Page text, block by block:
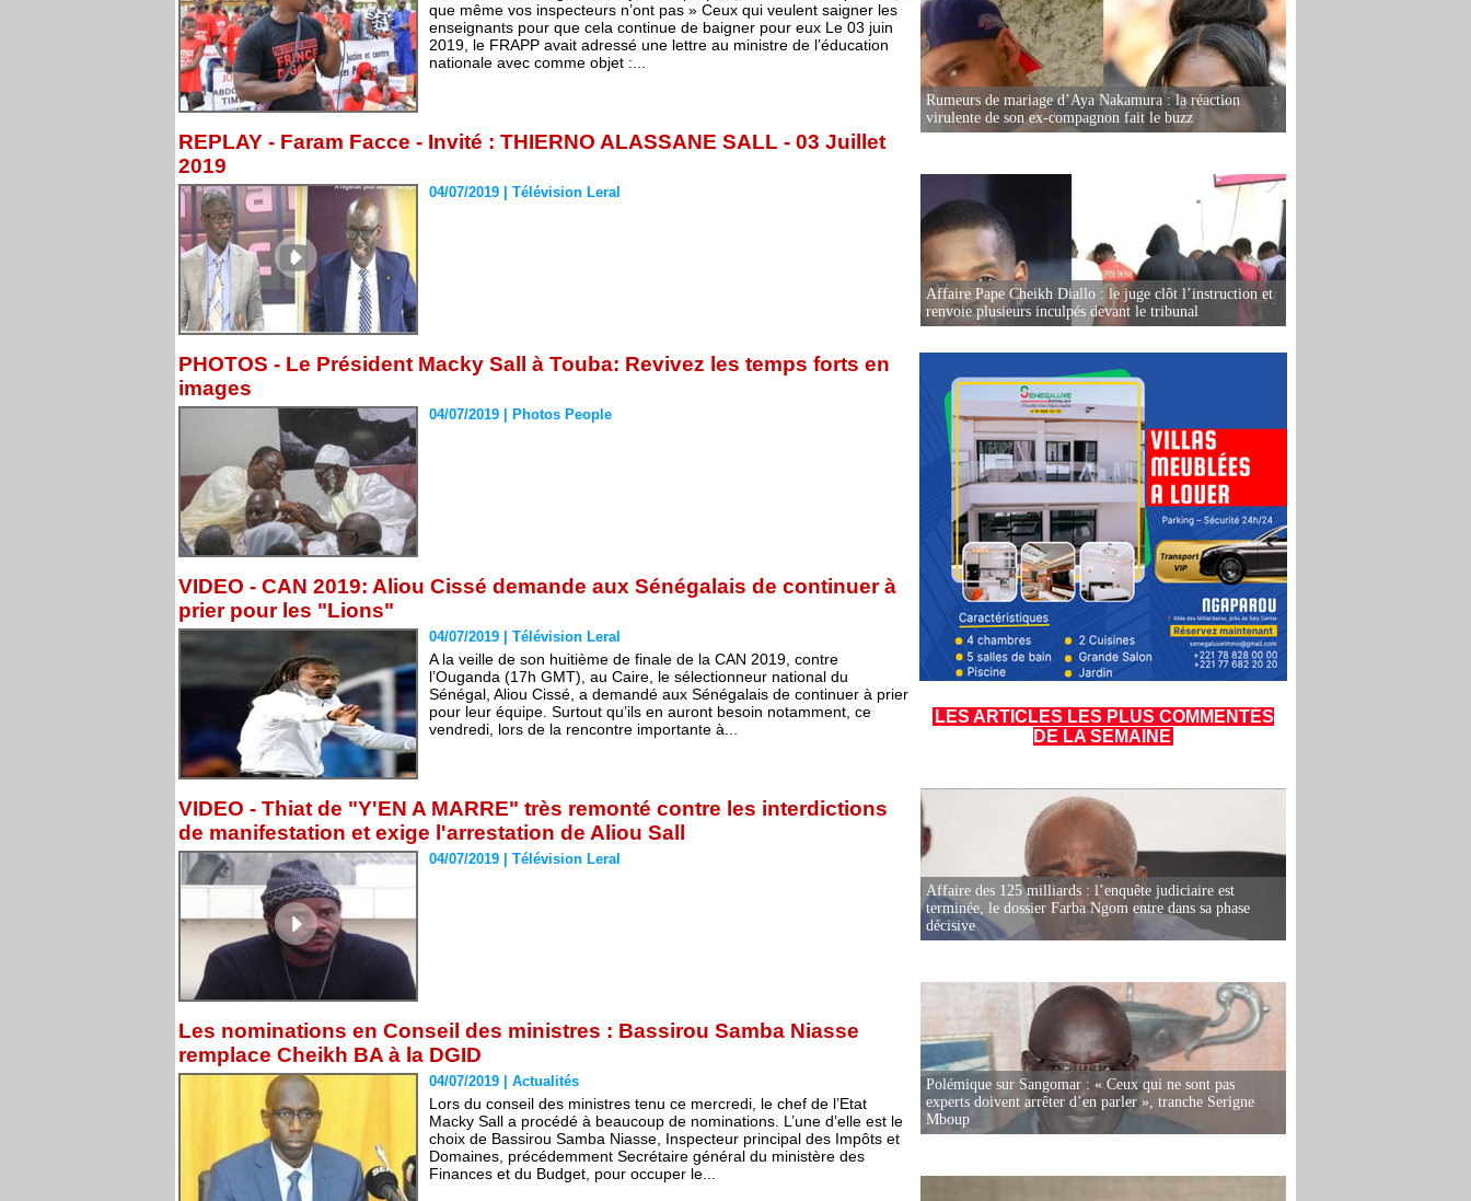
que même vos inspecteurs n’ont pas » Ceux qui veulent saigner les
enseignants pour que cela continue de baigner pour eux Le 03 juin
2019, le FRAPP avait adressé une lettre au ministre de l’éducation
nationale avec comme objet :...
REPLAY - Faram Facce - Invité : THIERNO ALASSANE SALL - 03 Juillet
2019
04/07/2019 Télévision Leral
PHOTOS - Le Président Macky Sall à Touba: Revivez les temps forts en
images
04/07/2019 Photos People
VIDEO - CAN 2019: Aliou Cissé demande aux Sénégalais de continuer à
prier pour les "Lions"
04/07/2019 Télévision Leral
A la veille de son huitième de finale de la CAN 2019, contre
l’Ouganda (17h GMT), au Caire, le sélectionneur national du
Sénégal, Aliou Cissé, a demandé aux Sénégalais de continuer à prier
pour leur équipe. Surtout qu’ils en auront besoin notamment, ce
vendredi, lors de la rencontre importante à...
VIDEO - Thiat de "Y'EN A MARRE" très remonté contre les interdictions
de manifestation et exige l'arrestation de Aliou Sall
04/07/2019 Télévision Leral
Les nominations en Conseil des ministres : Bassirou Samba Niasse
remplace Cheikh BA à la DGID
04/07/2019 Actualités
Lors du conseil des ministres tenu ce mercredi, le chef de l’Etat
Macky Sall a procédé à beaucoup de nominations. L’une d’elle est le
choix de Bassirou Samba Niasse, Inspecteur principal des Impôts et
Domaines, précédemment Secrétaire général du ministère des
Finances et du Budget, pour occuper le...
Rumeurs de mariage d’Aya Nakamura : la réaction
virulente de son ex-compagnon fait le buzz
Affaire Pape Cheikh Diallo : le juge clôt l’instruction et
renvoie plusieurs inculpés devant le tribunal
LES ARTICLES LES PLUS COMMENTÉS
DE LA SEMAINE
Affaire des 125 milliards : l’enquête judiciaire est
terminée, le dossier Farba Ngom entre dans sa phase
décisive
Polémique sur Sangomar : « Ceux qui ne sont pas
experts doivent arrêter d’en parler », tranche Serigne
Mboup